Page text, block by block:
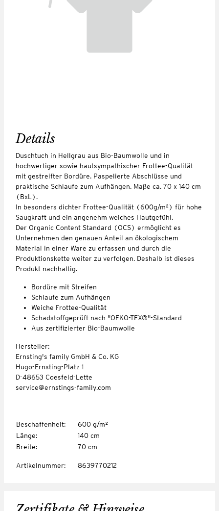
Details
Duschtuch in Hellgrau aus Bio-Baumwolle und in
hochwertiger sowie hautsympathischer Frottee-Qualität
mit gestreifter Bordüre. Paspelierte Abschlüsse und
praktische Schlaufe zum Aufhängen. Maße ca. 70 x 140 cm
(BxL).
In besonders dichter Frottee-Qualität (600g/m²) für hohe
Saugkraft und ein angenehm weiches Hautgefühl.
Der Organic Content Standard (OCS) ermöglicht es
Unternehmen den genauen Anteil an ökologischem
Material in einer Ware zu erfassen und durch die
Produktionskette weiter zu verfolgen. Deshalb ist dieses
Produkt nachhaltig.
Bordüre mit Streifen
Schlaufe zum Aufhängen
Weiche Frottee-Qualität
Schadstoffgeprüft nach "OEKO-TEX®"-Standard
Aus zertifizierter Bio-Baumwolle
Hersteller:
Ernsting's family GmbH & Co. KG
Hugo-Ernsting-Platz 1
D-48653 Coesfeld-Lette
service@ernstings-family.com
Beschaffenheit:
600 g/m²
Länge:
140 cm
Breite: 70 cm
Artikelnummer: 8639770212